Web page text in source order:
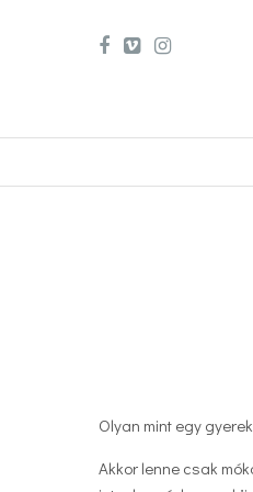
Olyan mint egy
Akkor lenne csak